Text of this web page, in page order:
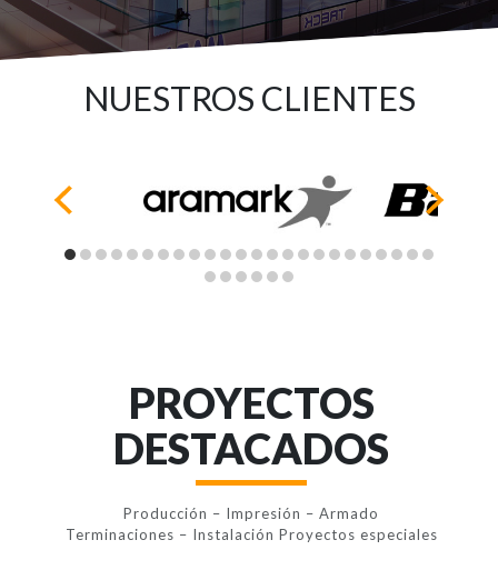
NUESTROS CLIENTES
PROYECTOS
DESTACADOS
Producción – Impresión – Armado
Terminaciones – Instalación Proyectos especiales